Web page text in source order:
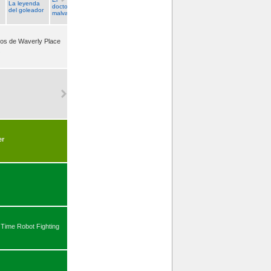
La leyenda
del goleador
doctor
malvado
de Waverly Place
Robot Fighting